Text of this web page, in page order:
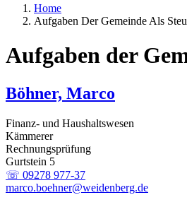
Home
Aufgaben Der Gemeinde Als
Aufgaben der
Böhner, Marco
Finanz- und Haushaltswesen
Kämmerer
Rechnungsprüfung
Gurtstein 5
☏ 09278 977-37
marco.boehner@weidenberg.de